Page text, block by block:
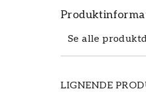
Se alle
LIGNENDE